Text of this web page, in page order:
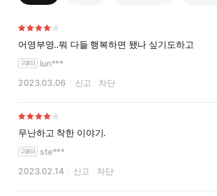
어영부영..뭐 다들 행복하면 됐나 싶기도하고
lun***
2023.03.06
신고 차단
무난하고 착한 이야기.
ste***
2023.02.14
신고 차단